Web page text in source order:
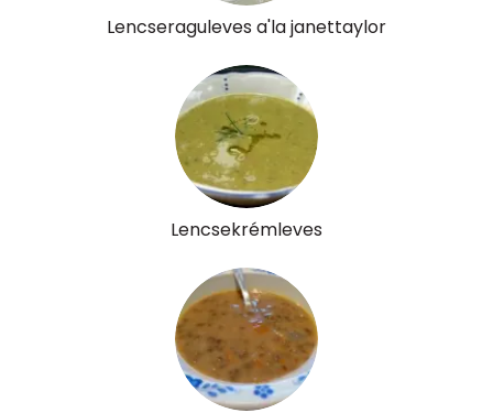
Lencseraguleves a'la janettaylor
Lencsekrémleves